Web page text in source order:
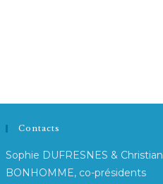
Contacts
Sophie DUFRESNES & Christian
BONHOMME, co-présidents